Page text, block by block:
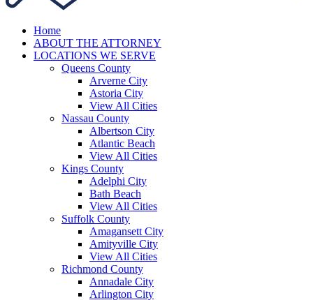
Home
ABOUT THE ATTORNEY
LOCATIONS WE SERVE
Queens County
Arverne City
Astoria City
View All Cities
Nassau County
Albertson City
Atlantic Beach
View All Cities
Kings County
Adelphi City
Bath Beach
View All Cities
Suffolk County
Amagansett City
Amityville City
View All Cities
Richmond County
Annadale City
Arlington City